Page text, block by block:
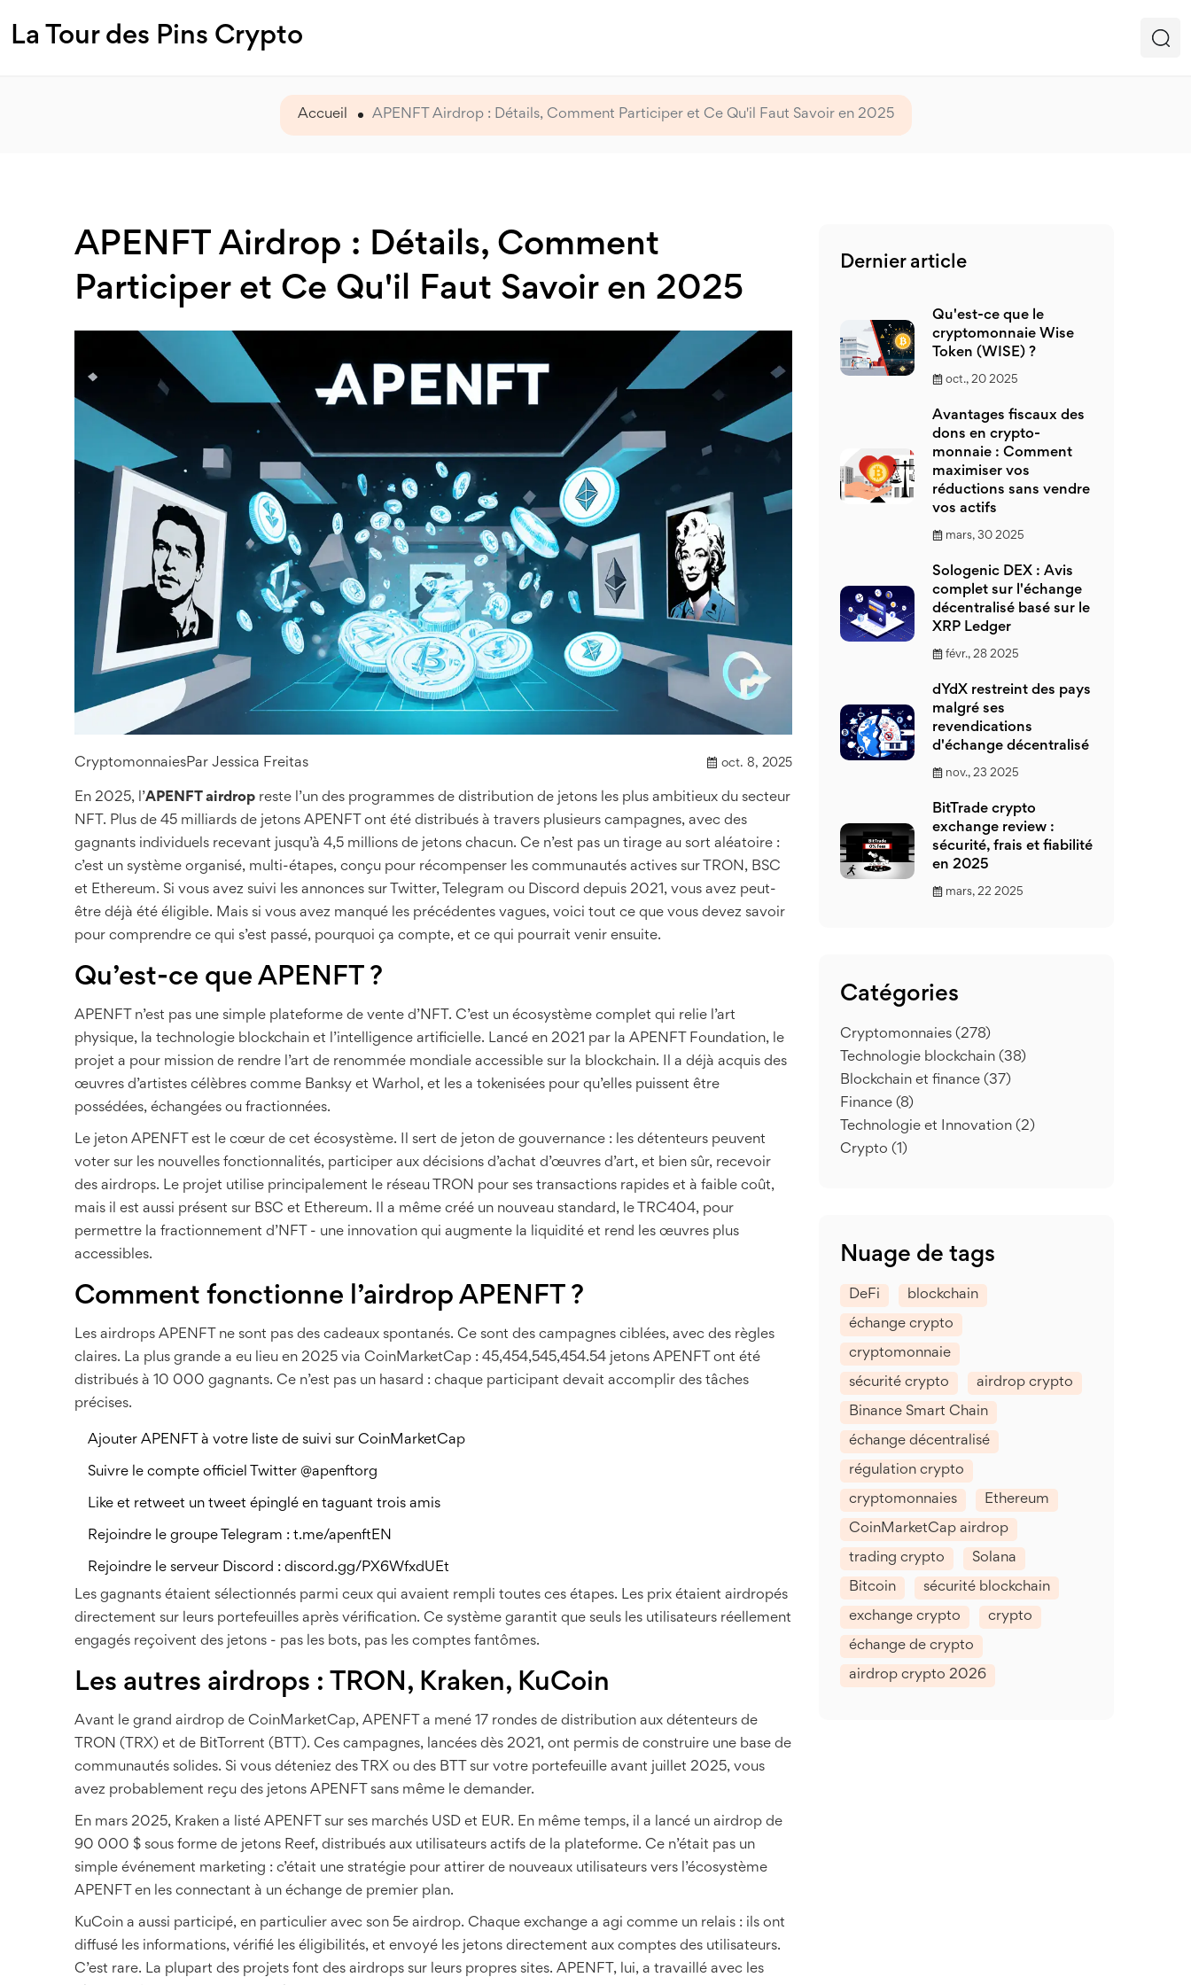
La Tour des Pins Crypto
Accueil APENFT Airdrop : Détails, Comment Participer et Ce Qu'il Faut Savoir en 2025
APENFT Airdrop : Détails, Comment
Participer et Ce Qu'il Faut Savoir en 2025
CryptomonnaiesPar Jessica Freitas oct. 8, 2025
En 2025, l’APENFT airdrop reste l’un des programmes de distribution de jetons les plus ambitieux du secteur
NFT. Plus de 45 milliards de jetons APENFT ont été distribués à travers plusieurs campagnes, avec des
gagnants individuels recevant jusqu’à 4,5 millions de jetons chacun. Ce n’est pas un tirage au sort aléatoire :
c’est un système organisé, multi-étapes, conçu pour récompenser les communautés actives sur TRON, BSC
et Ethereum. Si vous avez suivi les annonces sur Twitter, Telegram ou Discord depuis 2021, vous avez peut-
être déjà été éligible. Mais si vous avez manqué les précédentes vagues, voici tout ce que vous devez savoir
pour comprendre ce qui s’est passé, pourquoi ça compte, et ce qui pourrait venir ensuite.
Qu’est-ce que APENFT ?
APENFT n’est pas une simple plateforme de vente d’NFT. C’est un écosystème complet qui relie l’art
physique, la technologie blockchain et l’intelligence artificielle. Lancé en 2021 par la APENFT Foundation, le
projet a pour mission de rendre l’art de renommée mondiale accessible sur la blockchain. Il a déjà acquis des
œuvres d’artistes célèbres comme Banksy et Warhol, et les a tokenisées pour qu’elles puissent être
possédées, échangées ou fractionnées.
Le jeton APENFT est le cœur de cet écosystème. Il sert de jeton de gouvernance : les détenteurs peuvent
voter sur les nouvelles fonctionnalités, participer aux décisions d’achat d’œuvres d’art, et bien sûr, recevoir
des airdrops. Le projet utilise principalement le réseau TRON pour ses transactions rapides et à faible coût,
mais il est aussi présent sur BSC et Ethereum. Il a même créé un nouveau standard, le TRC404, pour
permettre la fractionnement d’NFT - une innovation qui augmente la liquidité et rend les œuvres plus
accessibles.
Comment fonctionne l’airdrop APENFT ?
Les airdrops APENFT ne sont pas des cadeaux spontanés. Ce sont des campagnes ciblées, avec des règles
claires. La plus grande a eu lieu en 2025 via CoinMarketCap : 45,454,545,454.54 jetons APENFT ont été
distribués à 10 000 gagnants. Ce n’est pas un hasard : chaque participant devait accomplir des tâches
précises.
Ajouter APENFT à votre liste de suivi sur CoinMarketCap
Suivre le compte officiel Twitter @apenftorg
Like et retweet un tweet épinglé en taguant trois amis
Rejoindre le groupe Telegram : t.me/apenftEN
Rejoindre le serveur Discord : discord.gg/PX6WfxdUEt
Les gagnants étaient sélectionnés parmi ceux qui avaient rempli toutes ces étapes. Les prix étaient airdropés
directement sur leurs portefeuilles après vérification. Ce système garantit que seuls les utilisateurs réellement
engagés reçoivent des jetons - pas les bots, pas les comptes fantômes.
Les autres airdrops : TRON, Kraken, KuCoin
Avant le grand airdrop de CoinMarketCap, APENFT a mené 17 rondes de distribution aux détenteurs de
TRON (TRX) et de BitTorrent (BTT). Ces campagnes, lancées dès 2021, ont permis de construire une base de
communautés solides. Si vous déteniez des TRX ou des BTT sur votre portefeuille avant juillet 2025, vous
avez probablement reçu des jetons APENFT sans même le demander.
En mars 2025, Kraken a listé APENFT sur ses marchés USD et EUR. En même temps, il a lancé un airdrop de
90 000 $ sous forme de jetons Reef, distribués aux utilisateurs actifs de la plateforme. Ce n’était pas un
simple événement marketing : c’était une stratégie pour attirer de nouveaux utilisateurs vers l’écosystème
APENFT en les connectant à un échange de premier plan.
KuCoin a aussi participé, en particulier avec son 5e airdrop. Chaque exchange a agi comme un relais : ils ont
diffusé les informations, vérifié les éligibilités, et envoyé les jetons directement aux comptes des utilisateurs.
C’est rare. La plupart des projets font des airdrops sur leurs propres sites. APENFT, lui, a travaillé avec les
Dernier article
Qu'est-ce que le
cryptomonnaie Wise
Token (WISE) ?
oct., 20 2025
Avantages fiscaux des
dons en crypto-
monnaie : Comment
maximiser vos
réductions sans vendre
vos actifs
mars, 30 2025
Sologenic DEX : Avis
complet sur l'échange
décentralisé basé sur le
XRP Ledger
févr., 28 2025
dYdX restreint des pays
malgré ses
revendications
d'échange décentralisé
nov., 23 2025
BitTrade crypto
exchange review :
sécurité, frais et fiabilité
en 2025
mars, 22 2025
Catégories
Cryptomonnaies (278)
Technologie blockchain (38)
Blockchain et finance (37)
Finance (8)
Technologie et Innovation (2)
Crypto (1)
Nuage de tags
DeFi blockchain
échange crypto
cryptomonnaie
sécurité crypto airdrop crypto
Binance Smart Chain
échange décentralisé
régulation crypto
cryptomonnaies Ethereum
CoinMarketCap airdrop
trading crypto Solana
Bitcoin sécurité blockchain
exchange crypto crypto
échange de crypto
airdrop crypto 2026